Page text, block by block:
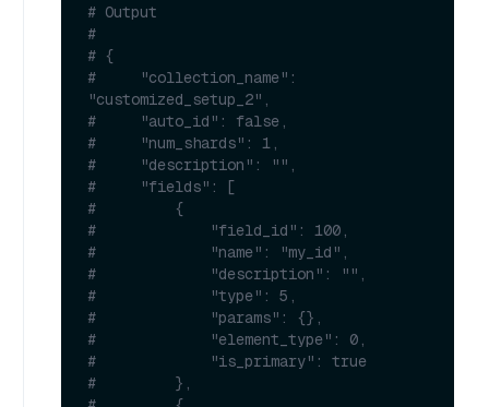
# Output
#
# {
#     "collection_name":
"customized_setup_2",
#     "auto_id": false,
#     "num_shards": 1,
#     "description": "",
#     "fields": [
#         {
#             "field_id": 100,
#             "name": "my_id",
#             "description": "",
#             "type": 5,
#             "params": {},
#             "element_type": 0,
#             "is_primary": true
#         },